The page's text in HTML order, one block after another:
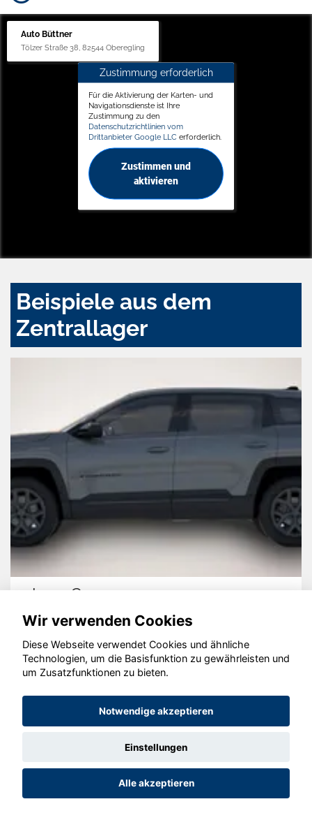
Auto Büttner
Tölzer Straße 38, 82544 Oberegling
Zustimmung erforderlich
Für die Aktivierung der Karten- und
Navigationsdienste ist Ihre
Zustimmung zu den
Datenschutzrichtlinien vom
Drittanbieter Google LLC erforderlich.
Zustimmen und
aktivieren
Beispiele aus dem
Zentrallager
Jeep Compass
© konjunkturmotor.de GmbH 2020 - 2026
Wir verwenden Cookies
Diese Webseite verwendet Cookies und ähnliche
Technologien, um die Basisfunktion zu gewährleisten und
um Zusatzfunktionen zu bieten.
Notwendige akzeptieren
Einstellungen
Alle akzeptieren